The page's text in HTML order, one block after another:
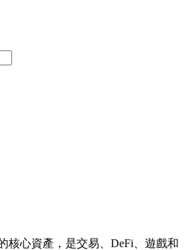
核心資產，是交易、DeFi、遊戲和